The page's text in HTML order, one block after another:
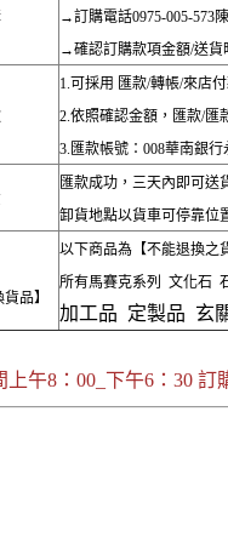
→訂購電話0975-005-573陳
→確認訂購款項金額/送貨
1.可採用 匯款/轉帳/來店
2.依照確認金額，匯款/匯
3.匯款帳號：008華南銀行
匯款成功，三天內即可送
卸貨地點以貨車可停靠位
品】
以下商品為【不能退換之
所有馬賽克系列 文化石
加工品 定製品 玄
午8：00_下午6：30 訂